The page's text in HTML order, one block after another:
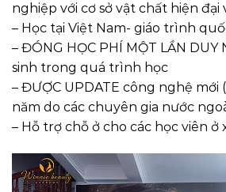
nghiệp với cơ sở vật chất hiện đại
– Học tại Việt Nam- giáo trình
– ĐÓNG HỌC PHÍ MỘT LẦN
sinh trong quá trình học
– ĐƯỢC UPDATE công nghệ mới
năm do các chuyên gia nước
– Hỗ trợ chỗ ở cho các học viên ở